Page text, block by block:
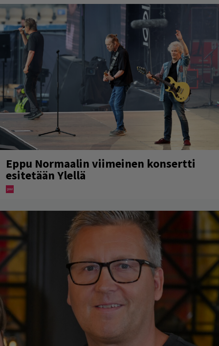
Eppu Normaalin viimeinen konsertti
esitetään Ylellä